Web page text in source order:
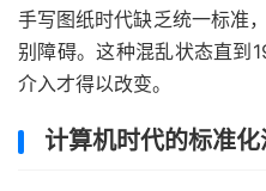
手写图纸时代缺乏统一标准
别障碍。这种混乱状态直到
介入才得以改变。
计算机时代的标准化